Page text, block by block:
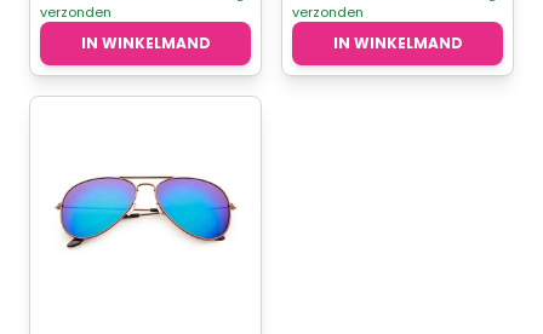
verzonden
IN WINKELMAND
verzonden
IN WINKELMAND